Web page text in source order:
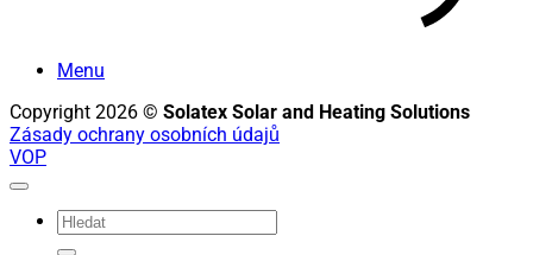
Menu
Copyright 2026 © Solatex Solar and Heating Solutions
Zásady ochrany osobních údajů
VOP
Hledat: